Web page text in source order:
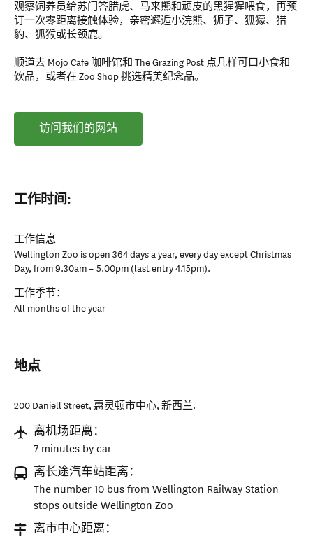
观察饲养员给苏门答腊虎、马来熊和顽皮的黑猩猩喂食，再预
订一次零距离接触体验，亲密邂逅小浣熊、狮子、狐獴、猎
豹、狐猴或长颈鹿。
顺道去 Mojo Cafe 咖啡馆和 The Grazing Post 点几样可口小食和
饮品，或者在 Zoo Shop 挑选精美纪念品。
访问我们的网站
工作时间:
工作信息
Wellington Zoo is open 364 days a year, every day except Christmas
Day, from 9.30am – 5.00pm (last entry 4.15pm).
工作季节：
All months of the year
地点
200 Daniell Street, 惠灵顿市中心, 新西兰.
离机场距离：
7 minutes by car
离长途汽车站距离：
The number 10 bus from Wellington Railway Station
stops outside Wellington Zoo
离市中心距离：